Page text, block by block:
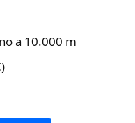
a 10.000 m